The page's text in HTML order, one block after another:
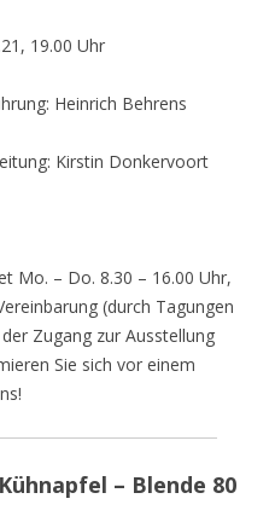
19.00 Uhr
Heinrich Behrens
Kirstin Donkervoort
Mo. – Do. 8.30 – 16.00 Uhr,
(durch Tagungen
Zugang zur Ausstellung
Sie sich vor einem
– Blende 80